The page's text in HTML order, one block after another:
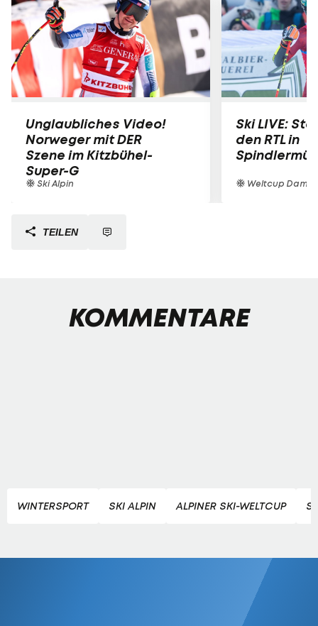
Unglaubliches Video!
Norweger mit DER
Szene im Kitzbühel-
Super-G
Ski Alpin
Ski LIVE:
den RTL in
Weltcup
TEILEN
KOMMENTARE
WINTERSPORT SKI ALPIN ALPINER SKI-WELTCUP